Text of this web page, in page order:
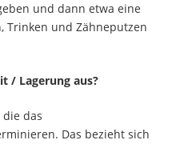
und dann etwa eine
Trinken und Zähneputzen
/ Lagerung aus?
die das
Das bezieht sich